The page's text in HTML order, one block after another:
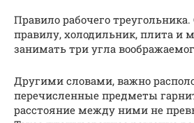
Правило рабочего
правилу, холодильник, плита и
занимать три угла
Другими словами, важно
перечисленные предметы
расстояние между ними не